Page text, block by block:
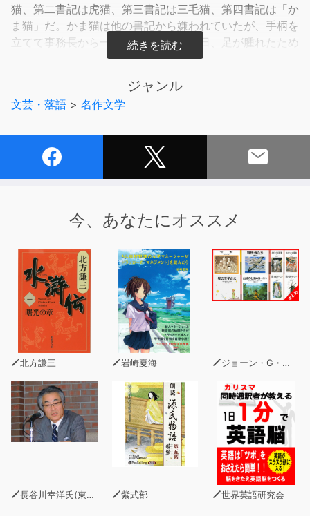
猫、第二書記は虎猫、第三書記は三毛猫、第四書記は「か
ま猫」だ。かま猫は他の書記から嫌われていたが、手柄を
立てて事務長から一目置かれる。ある日、足が腫れたため
仕事を休むと、他の書記たちは事務長にありもしない噂話
ジャンル
文芸・落語 > 名作文学
今、あなたにオススメ
北方謙三 岩崎夏海 ジョーン・G・ロビンソン
長谷川幸洋氏(東京新聞・中日新聞論説副主幹) 紫式部 世界英語研究会